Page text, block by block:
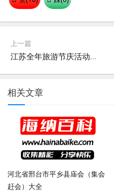
上一篇
江苏全年旅游节庆活动一览表
相关文章
河北省邢台市平乡县庙会（集会
赶会）大全